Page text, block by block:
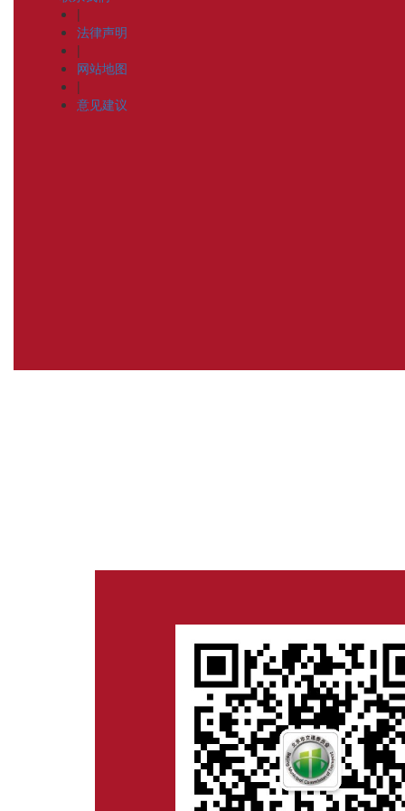
|
法律声明
|
网站地图
|
意见建议